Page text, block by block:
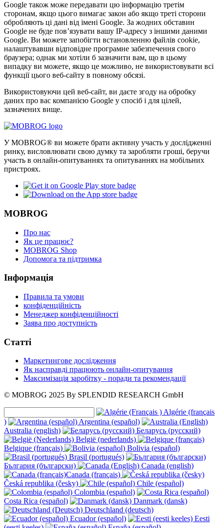
Google також може передавати цю інформацію третім
сторонам, якщо цього вимагає закон або якщо треті сторони
обробляють ці дані від імені Google. За жодних обставин
Google не буде пов’язувати вашу IP-адресу з іншими даними
Google. Ви можете запобігти встановленню файлів cookie,
налаштувавши відповідне програмне забезпечення свого
браузера; однак ми хотіли б зазначити вам, що в цьому
випадку ви можете, якщо це можливо, не використовувати всі
функції цього веб-сайту в повному обсязі.
Використовуючи цей веб-сайт, ви даєте згоду на обробку
даних про вас компанією Google у спосіб і для цілей,
зазначених вище.
У MOBROG® ви можете брати активну участь у дослідженні
ринку, висловлювати свою думку та заробляти гроші, беручи
участь в онлайн-опитуваннях та опитуваннях на мобільних
пристроях.
MOBROG
Про нас
Як це працює?
MOBROG Shop
Допомога та підтримка
Інформація
Правила та умови
конфіденційність
Менеджер конфіденційності
Заява про доступність
Статті
Маркетингове дослідження
Як насправді працюють онлайн-опитування
Максимізація заробітку - поради та рекомендації
© MOBROG 2025 By SPLENDID RESEARCH GmbH
Algérie (français
)
Argentina (español)
Australia (english)
Беларусь (русский)
België (nederlands)
Belgique (français)
Bolivia (español)
Brasil (portugués)
България (български)
Canada (english)
Canada (français)
Česká republika (česky)
Chile (español)
Colombia (español)
Costa Rica (español)
Danmark (dansk)
Deutschland (deutsch)
Ecuador (español)
Eesti